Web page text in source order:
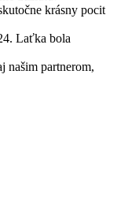
krásny pocit
Laťka bola
našim partnerom,